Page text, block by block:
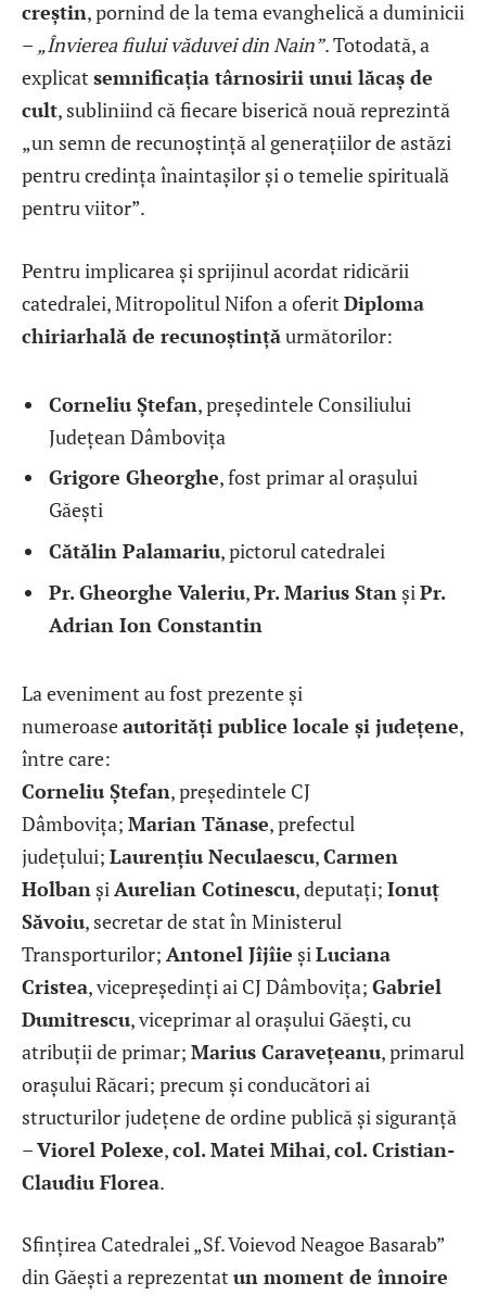
creștin, pornind de la tema evanghelică a duminicii
– „Învierea fiului văduvei din Nain”. Totodată, a
explicat semnificația târnosirii unui lăcaș de
cult, subliniind că fiecare biserică nouă reprezintă
„un semn de recunoștință al generațiilor de astăzi
pentru credința înaintașilor și o temelie spirituală
pentru viitor”.
Pentru implicarea și sprijinul acordat ridicării
catedralei, Mitropolitul Nifon a oferit Diploma
chiriarhală de recunoștințăurmătorilor:
Corneliu Ștefan, președintele Consiliului
Județean Dâmbovița
Grigore Gheorghe, fost primar al orașului
Găești
Cătălin Palamariu, pictorul catedralei
Pr. Gheorghe Valeriu,Pr. Marius Stan șiPr.
Adrian Ion Constantin
La eveniment au fost prezente și
numeroaseautorități publice locale și județene,
între care:
Corneliu Ștefan, președintele CJ
Dâmbovița; Marian Tănase, prefectul
județului; Laurențiu Neculaescu,Carmen
Holban și Aurelian Cotinescu, deputați; Ionuț
Săvoiu, secretar de stat în Ministerul
Transporturilor; Antonel Jîjîie și Luciana
Cristea, vicepreședinți ai CJ Dâmbovița; Gabriel
Dumitrescu, viceprimar al orașului Găești, cu
atribuții de primar; Marius Caravețeanu, primarul
orașului Răcari; precum și conducători ai
structurilor județene de ordine publică și siguranță
–Viorel Polexe,col. Matei Mihai,col. Cristian-
Claudiu Florea.
Sfințirea Catedralei „Sf. Voievod Neagoe Basarab”
din Găești a reprezentat un moment de înnoire